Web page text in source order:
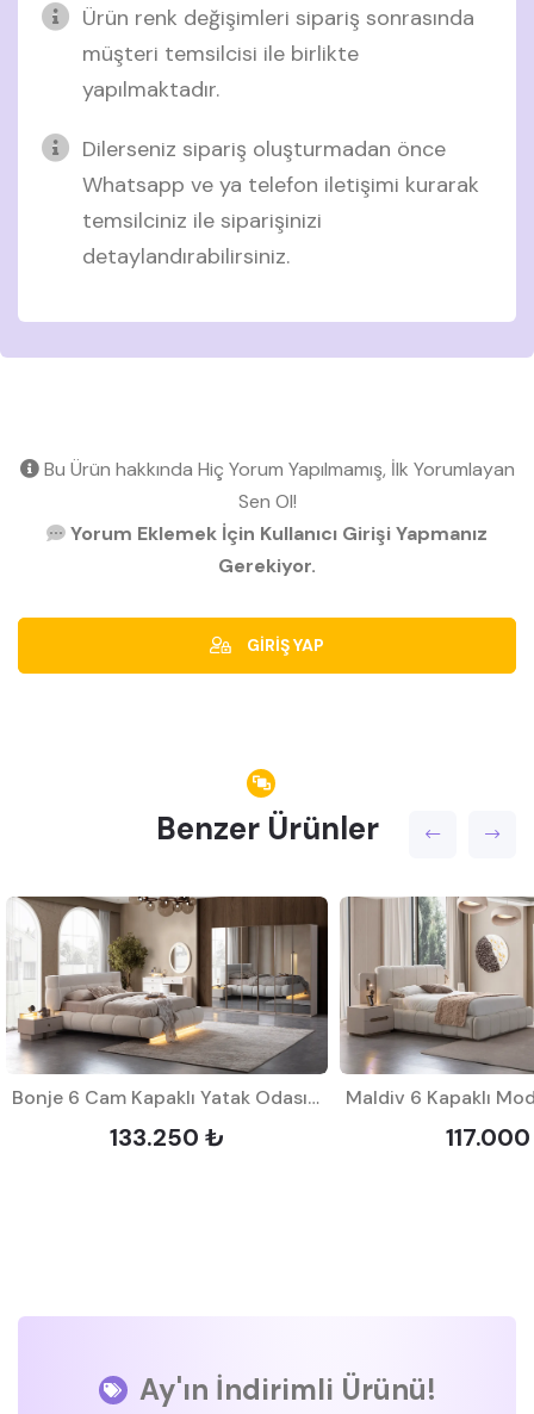
Ürün renk değişimleri sipariş sonrasında
müşteri temsilcisi ile birlikte
yapılmaktadır.
Dilerseniz sipariş oluşturmadan önce
Whatsapp ve ya telefon iletişimi kurarak
temsilciniz ile siparişinizi
detaylandırabilirsiniz.
Bu Ürün hakkında Hiç Yorum Yapılmamış, İlk Yorumlayan
Sen Ol!
Yorum Eklemek İçin Kullanıcı Girişi Yapmanız
Gerekiyor.
GİRİŞ YAP
Benzer Ürünler
Bonje 6 Cam Kapaklı Yatak Odası Takımı
133.250 ₺
Ay'ın İndirimli Ürünü!